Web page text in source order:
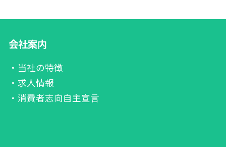
会社案内
・当社の特徴
・求人情報
・消費者志向自主宣言